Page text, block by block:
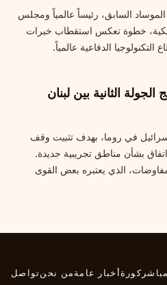
السابق، رئيساً عالمياً ومجلس
خطوة تعكس استقطاب خبرات
الدفاعية عالمياً.
الثانية بين لبنان
في روما، بهدف تثبيت وقف
بشأن مناطق تجريبية جديدة.
الذي يعتبره بعض القوى
مباشر كورةأخبار عامةمن نحنتواصل